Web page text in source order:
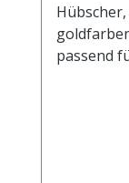
passend